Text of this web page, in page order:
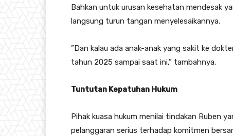
​Bahkan untuk urusan kesehatan mendesak
langsung turun tangan menyelesaikannya.
​”Dan kalau ada anak-anak yang sakit ke
tahun 2025 sampai saat ini,” tambahnya.
Tuntutan Kepatuhan Hukum
​Pihak kuasa hukum menilai tindakan Ruben
pelanggaran serius terhadap komitmen